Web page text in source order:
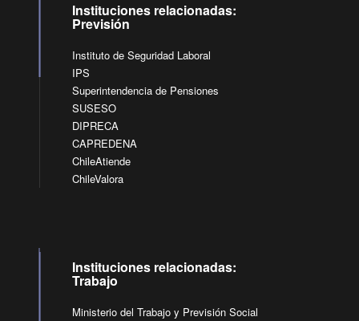
Instituciones relacionadas:
Previsión
Instituto de Seguridad Laboral
IPS
Superintendencia de Pensiones
SUSESO
DIPRECA
CAPREDENA
ChileAtiende
ChileValora
Instituciones relacionadas:
Trabajo
Ministerio del Trabajo y Previsión Social